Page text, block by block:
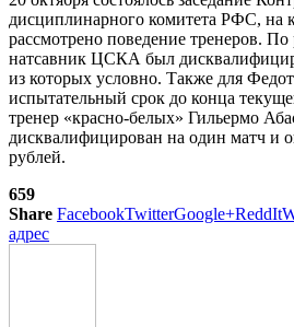
дисциплинарного комитета РФС, на
рассмотрено поведение тренеров.
натсавник ЦСКА был
из которых условно. Также для
испытательный срок до конца
тренер «красно-белых» Гильермо
дисквалифицирован на один матч и
рублей.
659
Share FacebookTwitterGoogle+ReddIt
адрес